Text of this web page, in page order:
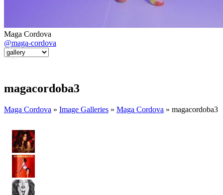
Maga Cordova
@maga-cordova
magacordoba3
Maga Cordova » Image Galleries » Maga Cordova » magacordoba3